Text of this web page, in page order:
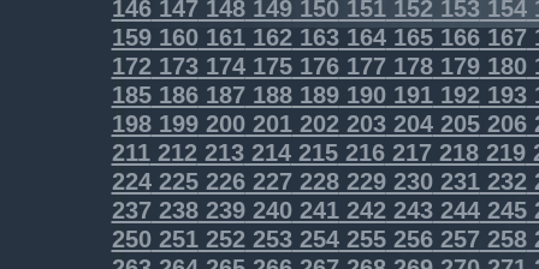
146147148149150151152153154
159160161162163164165166167
172173174175176177178179180
185186187188189190191192193
198199200201202203204205206
211212213214215216217218219
224225226227228229230231232
237238239240241242243244245
250251252253254255256257258